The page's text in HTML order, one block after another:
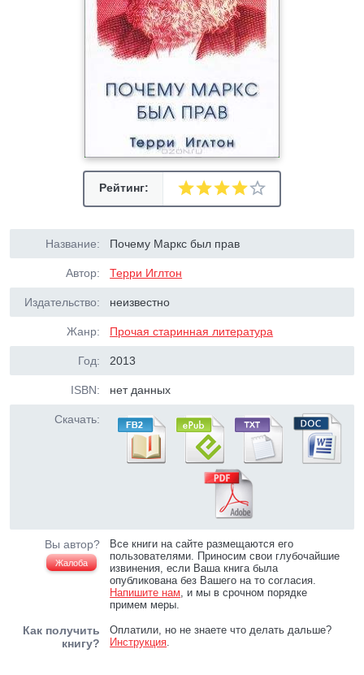
Рейтинг:
Название: Почему Маркс был прав
Автор: Терри Иглтон
Издательство: неизвестно
Жанр: Прочая старинная литература
Год: 2013
ISBN: нет данных
Скачать:
Вы автор?
Жалоба
Все книги на сайте размещаются его
пользователями. Приносим свои глубочайшие
извинения, если Ваша книга была
опубликована без Вашего на то согласия.
Напишите нам, и мы в срочном порядке
примем меры.
Как получить
книгу?
Оплатили, но не знаете что делать дальше?
Инструкция.